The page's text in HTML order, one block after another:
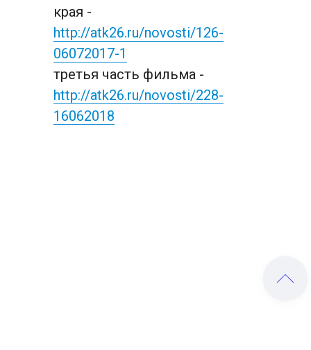
http://atk26.ru/novosti/126-
06072017-1
http://atk26.ru/novosti/228-
16062018